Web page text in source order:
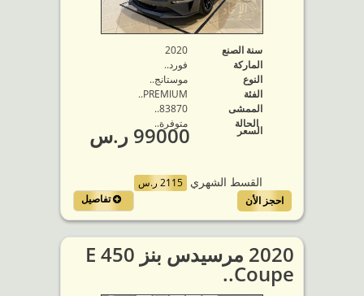
سنة الصنع
2020
الماركة
فورد..
النوع
موستانج..
الفئة
PREMIUM..
الممشى
83870..
الحالة
متوفرة‬..
السعر 99000 ر.س
القسط الشهري 2115 ر.س
تفاصيل
احجز الأن
2020 مرسيدس بنز E 450
Coupe..